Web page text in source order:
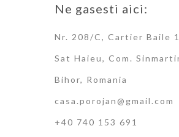
Ne gasesti aici:
Nr. 208/C, Cartier Baile
Sat Haieu, Com.
Bihor, Romania
casa.porojan@gmail.com
+40 740 153 691